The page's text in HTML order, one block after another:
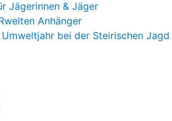
Jägerinnen & Jäger
Anhänger
bei der Steirischen Jagd